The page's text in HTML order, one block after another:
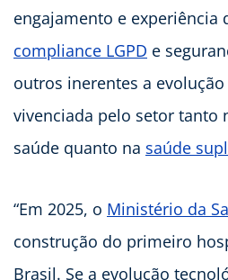
engajamento e experiência
compliance LGPD e
outros inerentes a
vivenciada pelo setor tanto
saúde quanto na saúde
“Em 2025, o Ministério da
construção do primeiro
Brasil. Se a evolução